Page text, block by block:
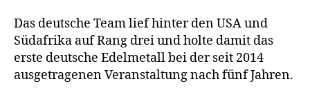
Das deutsche Team lief hinter den USA und
Südafrika auf Rang drei und holte damit das
erste deutsche Edelmetall bei der seit 2014
ausgetragenen Veranstaltung nach fünf Jahren.